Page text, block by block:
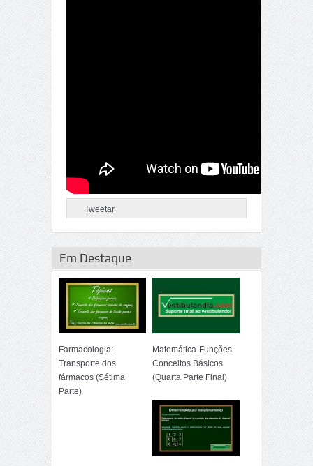
Tweetar
Em Destaque
Farmacologia:
Transporte dos
fármacos (Sétima
Parte)
Matemática-Funções
Conceitos Básicos
(Quarta Parte Final)